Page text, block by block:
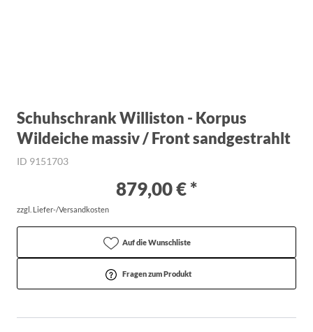
Schuhschrank Williston - Korpus
Wildeiche massiv / Front sandgestrahlt
ID 9151703
879,00 € *
zzgl. Liefer-/Versandkosten
Auf die Wunschliste
Fragen zum Produkt